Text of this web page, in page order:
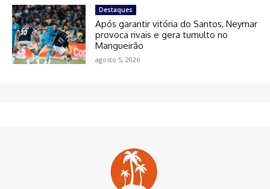
Destaques
Após garantir vitória do Santos, Neymar
provoca rivais e gera tumulto no
Mangueirão
agosto 5, 2026